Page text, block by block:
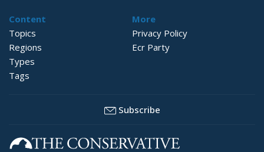
Content
Topics
Regions
Types
Tags
More
Privacy Policy
Ecr Party
Subscribe